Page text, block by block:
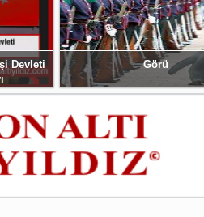
Devleti
Görü